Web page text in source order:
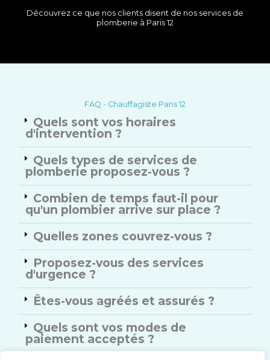
Découvrez ce que nos clients disent de nos services de
plomberie à Paris 12
FAQ - Chauffagiste Paris 12
Quels sont vos horaires
d'intervention ?
Quels types de services de
plomberie proposez-vous ?
Combien de temps faut-il pour
qu'un plombier arrive sur place ?
Quelles zones couvrez-vous ?
Proposez-vous des services
d'urgence ?
Êtes-vous agréés et assurés ?
Quels sont vos modes de
paiement acceptés ?